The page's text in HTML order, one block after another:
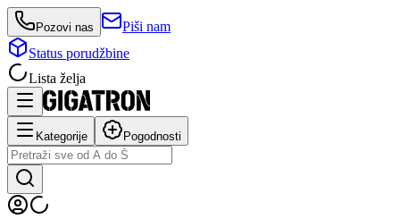
Pozovi nas
Piši nam
Status porudžbine
Lista želja
Kategorije Pogodnosti